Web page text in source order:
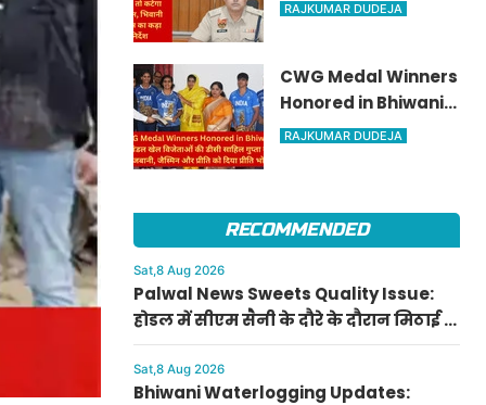
का कड़ा निर्देश
RAJKUMAR DUDEJA
CWG Medal Winners
Honored in Bhiwani:
राष्ट्रमंडल खेल विजेताओं
भोज
RAJKUMAR DUDEJA
RECOMMENDED
Sat,8 Aug 2026
Palwal News Sweets Quality Issue:
होडल में सीएम सैनी के दौरे के दौरान मिठाई के
डिब्बे पर बिना डेट के मिला घेवर, डीसी ने दिए
जांच के आदेश
Sat,8 Aug 2026
Bhiwani Waterlogging Updates: